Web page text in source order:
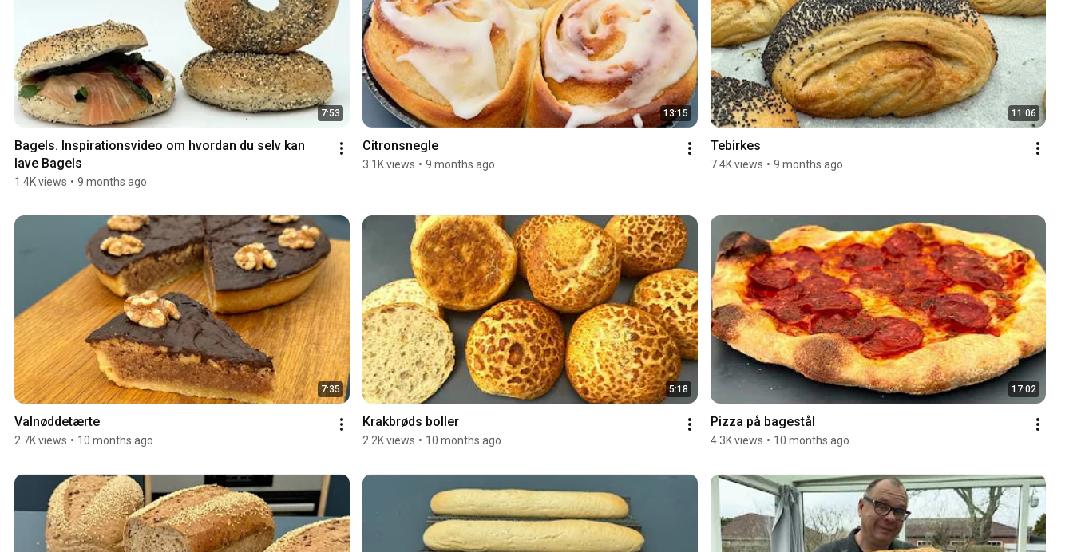
7:53
Bagels. Inspirationsvideo om hvordan du selv kan
lave Bagels
1.4K views • 9 months ago
13:15
Citronsnegle
3.1K views • 9 months ago
11:06
Tebirkes
7.4K views • 9 months ago
7:35
Valnøddetærte
2.7K views • 10 months ago
5:18
Krakbrøds boller
2.2K views • 10 months ago
17:02
Pizza på bagestål
4.3K views • 10 months ago